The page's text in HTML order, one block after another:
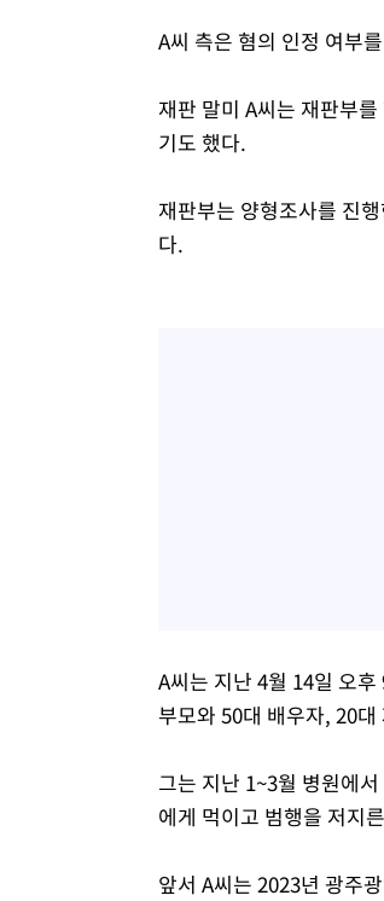
A씨 측은 혐의 인정 여부
재판 말미 A씨는 재판부
기도 했다.
재판부는 양형조사를 진
다.
A씨는 지난 4월 14일 오
부모와 50대 배우자, 20
그는 지난 1~3월 병원에
에게 먹이고 범행을 저지
앞서 A씨는 2023년 광주